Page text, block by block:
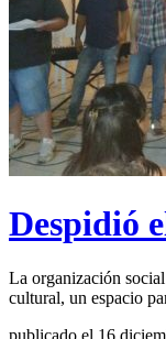
Despidió
La organización
cultural, un espacio
publicado el 16